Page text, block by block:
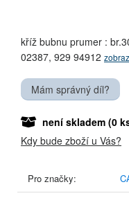
kříž bubnu prumer :
02387, 929 94912
Mám správný díl?
není skladem (0
Kdy bude zboží u Vás?
Pro značky: